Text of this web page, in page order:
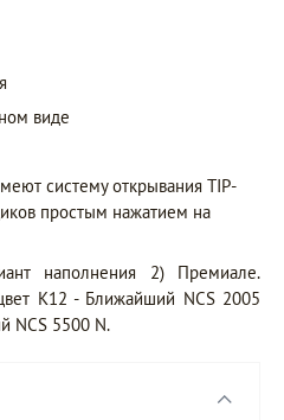
виде
систему открывания TIP-
простым нажатием на
наполнения 2) Премиале.
K12 - Ближайший NCS 2005
NCS 5500 N.